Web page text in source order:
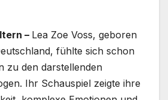
– Lea Zoe Voss, geboren
fühlte sich schon
zu den darstellenden
Ihr Schauspiel zeigte ihre